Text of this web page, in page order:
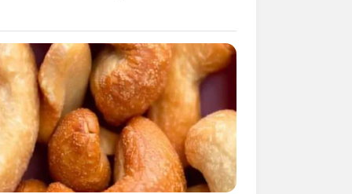
Mainstream, 10 Cara
Barang Belanjaan
Warga Thailand